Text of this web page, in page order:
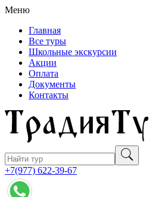
Меню
Главная
Все туры
Школьные экскурсии
Акции
Оплата
Документы
Контакты
+7(977) 622-39-67